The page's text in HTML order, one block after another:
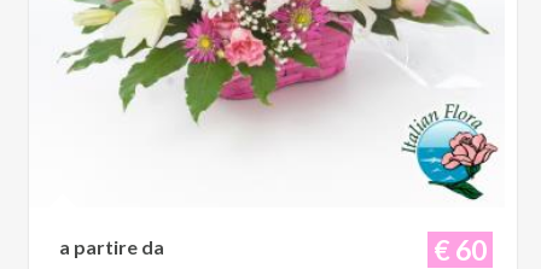
€ 60
a partire da